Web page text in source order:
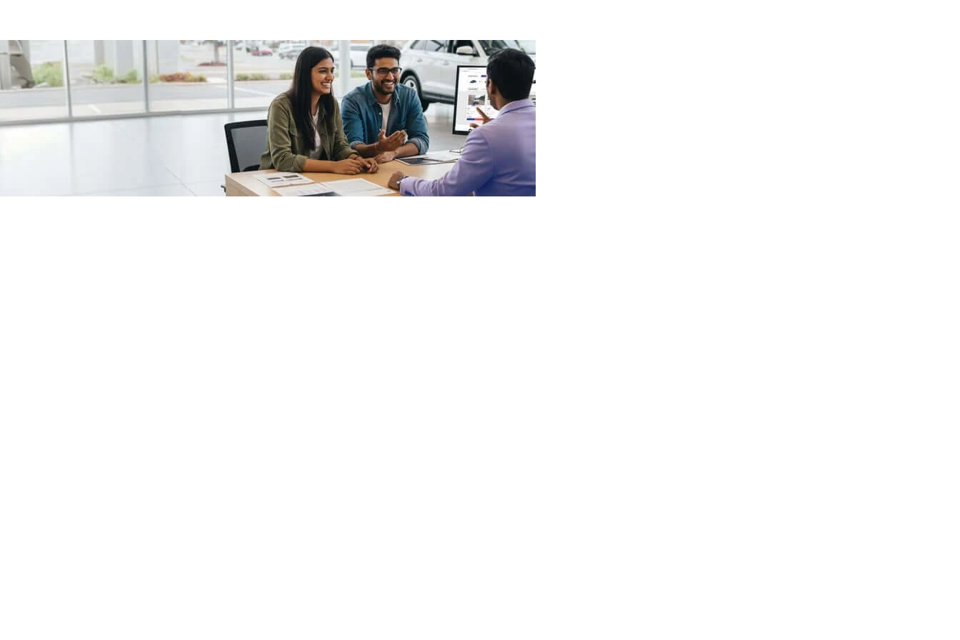
/fragments/plp-details